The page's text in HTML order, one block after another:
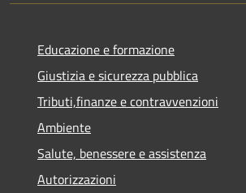
Educazione e formazione
Giustizia e sicurezza pubblica
Tributi,finanze e contravvenzioni
Ambiente
Salute, benessere e assistenza
Autorizzazioni